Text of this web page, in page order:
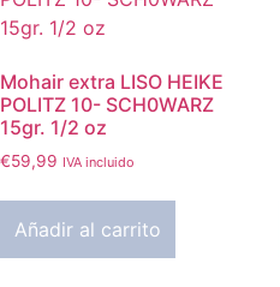
Mohair extra LISO HEIKE
POLITZ 10- SCH0WARZ
15gr. 1/2 oz
€59,99 IVA incluido
Añadir al carrito